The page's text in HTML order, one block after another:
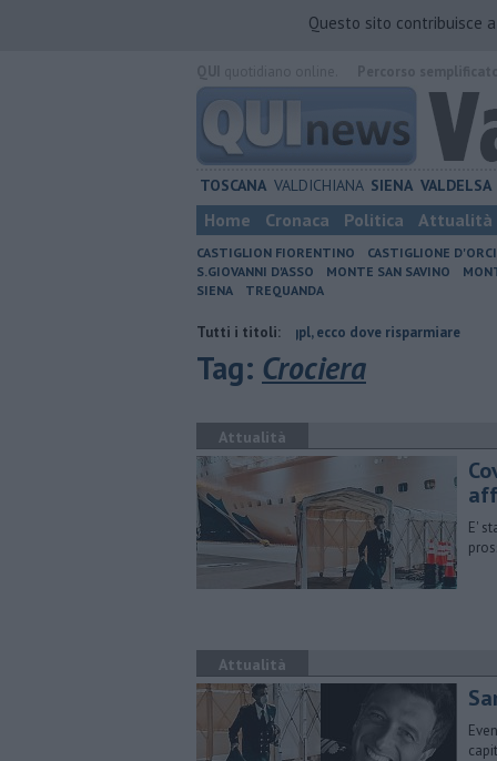
Questo sito contribuisce
TOSCANA VALDICHIANA SIENA VALDELSA
Home Cronaca Politica Attualità
CASTIGLION FIORENTINO CASTIGLIONE
S.GIOVANNI D'ASSO
MONTE SAN SAVINO
SIENA
TREQUANDA
Tutti i titoli:
​Benzina, gasolio, gpl, ecco dove risparmiare ​Benzina,
Tag: Crociera
Attualità
E'
Attualità